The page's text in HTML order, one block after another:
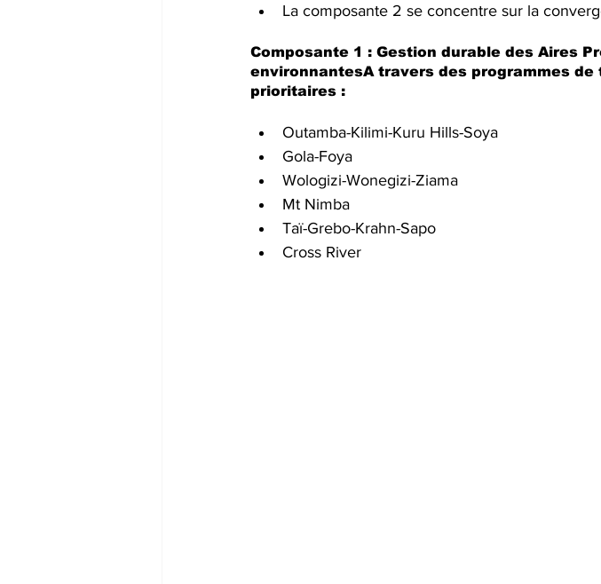
La composante 2 se concentre sur la
Composante 1 : Gestion durable des Aires
environnantesA travers des programmes
prioritaires :
Outamba-Kilimi-Kuru Hills-Soya
Gola-Foya
Wologizi-Wonegizi-Ziama
Mt Nimba
Taï-Grebo-Krahn-Sapo
Cross River